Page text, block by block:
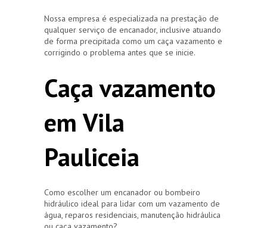
Nossa empresa é especializada na prestação de
qualquer serviço de encanador, inclusive atuando
de forma precipitada como um caça vazamento e
corrigindo o problema antes que se inicie.
Caça vazamento
em Vila
Pauliceia
Como escolher um encanador ou bombeiro
hidráulico ideal para lidar com um vazamento de
água, reparos residenciais, manutenção hidráulica